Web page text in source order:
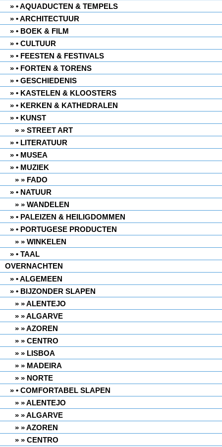
• AQUADUCTEN & TEMPELS
• ARCHITECTUUR
• BOEK & FILM
• CULTUUR
• FEESTEN & FESTIVALS
• FORTEN & TORENS
• GESCHIEDENIS
• KASTELEN & KLOOSTERS
• KERKEN & KATHEDRALEN
• KUNST
» STREET ART
• LITERATUUR
• MUSEA
• MUZIEK
» FADO
• NATUUR
» WANDELEN
• PALEIZEN & HEILIGDOMMEN
• PORTUGESE PRODUCTEN
» WINKELEN
• TAAL
OVERNACHTEN
• ALGEMEEN
• BIJZONDER SLAPEN
» ALENTEJO
» ALGARVE
» AZOREN
» CENTRO
» LISBOA
» MADEIRA
» NORTE
• COMFORTABEL SLAPEN
» ALENTEJO
» ALGARVE
» AZOREN
» CENTRO